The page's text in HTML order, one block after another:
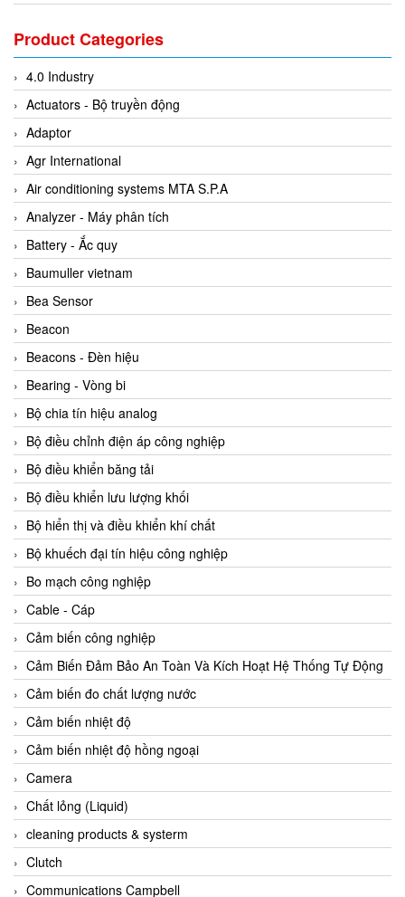
3CTEST Vietnam
4B VietNam Vietnam
ABB Vietnam
AC Infinity Vietnam
AC&E Telecommunications
AC&T Vietnam
Accepta Vietnam
ACCUMAC Vietnam
AccuWeb Vietnam
Acey
ACOEM Vietnam
ADCA Vietnam
ADFweb Vietnam
Adler Vietnam
Ados Vietnam
Advanced Energy Vietnam
Advantech Vietnam
Agate Vietnam
AGR International Vietnam
Aichi Tokei Denki Vietnam
Aii Vietnam
AIKOH
AINUO Vietnam
AIR MAJOR
Aira Euro Automation
Airtac Vietnam
Airtec Vietnam
AI-Tek Vietnam
Akerstroms Viet Nam
AKO Armaturen & Separationstechnik
AKO Armaturen & Separationstechnik Vietnam
Product Categories
4.0 Industry
Actuators - Bộ truyền động
Adaptor
Agr International
Air conditioning systems MTA S.P.A
Analyzer - Máy phân tích
Battery - Ắc quy
Baumuller vietnam
Bea Sensor
Beacon
Beacons - Đèn hiệu
Bearing - Vòng bi
Bộ chia tín hiệu analog
Bộ điều chỉnh điện áp công nghiệp
Bộ điều khiển băng tải
Bộ điều khiển lưu lượng khối
Bộ hiển thị và điều khiển khí chất
Bộ khuếch đại tín hiệu công nghiệp
Bo mạch công nghiệp
Cable - Cáp
Cảm biến công nghiệp
Cảm Biến Đảm Bảo An Toàn Và Kích Hoạt Hệ Thống Tự Động
Cảm biến đo chất lượng nước
Cảm biến nhiệt độ
Cảm biến nhiệt độ hồng ngoại
Camera
Chất lỏng (Liquid)
cleaning products & systerm
Clutch
Communications Campbell